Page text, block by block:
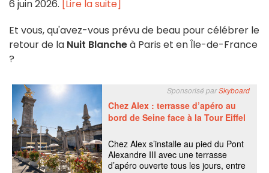
6 juin 2026. [Lire la suite]
Et vous, qu'avez-vous prévu de beau pour célébrer le
retour de la Nuit Blancheà Paris et en Île-de-France
?